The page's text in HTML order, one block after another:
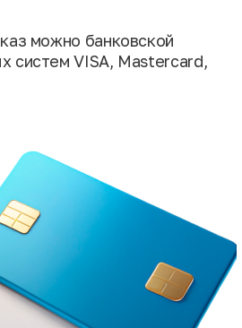
можно банковской
систем VISA, Mastercard,